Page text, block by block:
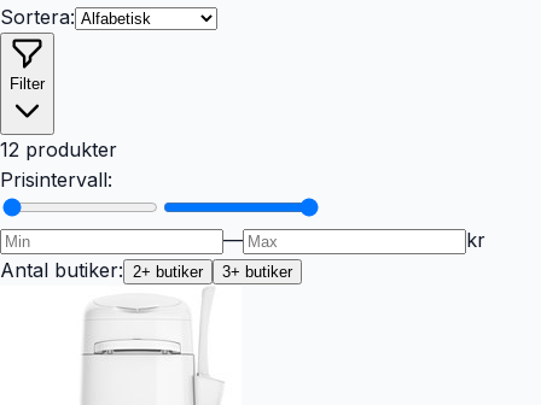
Sortera:
Filter
12 produkter
Prisintervall:
—
kr
Antal butiker: 2+ butiker 3+ butiker